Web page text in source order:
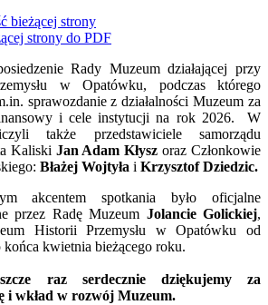
bieżącej strony
strony do PDF
Rady Muzeum działającej przy
w Opatówku, podczas którego
sprawozdanie z działalności Muzeum za
i cele instytucji na rok 2026. W
także przedstawiciele samorządu
Kaliski Jan Adam Kłysz oraz Członkowie
Błażej Wojtyła i Krzysztof Dziedzic.
akcentem spotkania było oficjalne
przez Radę Muzeum Jolancie Golickiej,
Historii Przemysłu w Opatówku od
kwietnia bieżącego roku.
raz serdecznie dziękujemy za
i wkład w rozwój Muzeum.